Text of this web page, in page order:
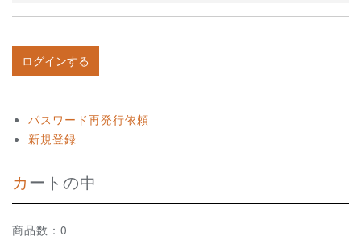
パスワード再発行依頼
新規登録
カートの中
商品数：0